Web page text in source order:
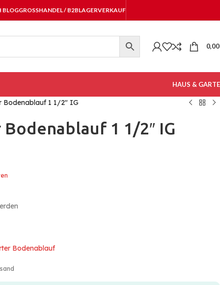
BLOGGROSSHANDEL / B2B LAGERVERKAUF
HAUS &
Bodenablauf 1 1/2″ IG
1 1/2″ IG
Bodenablauf